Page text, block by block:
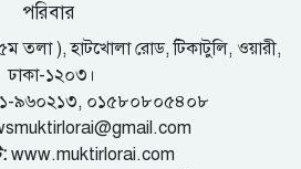
পরিবার
), হাটখোলা রোড, টিকাটুলি, ওয়ারী,
ঢাকা-১২০৩।
৯৬০২১৩, ০১৫৮০৮০৫৪০৮
www.muktirlorai.com